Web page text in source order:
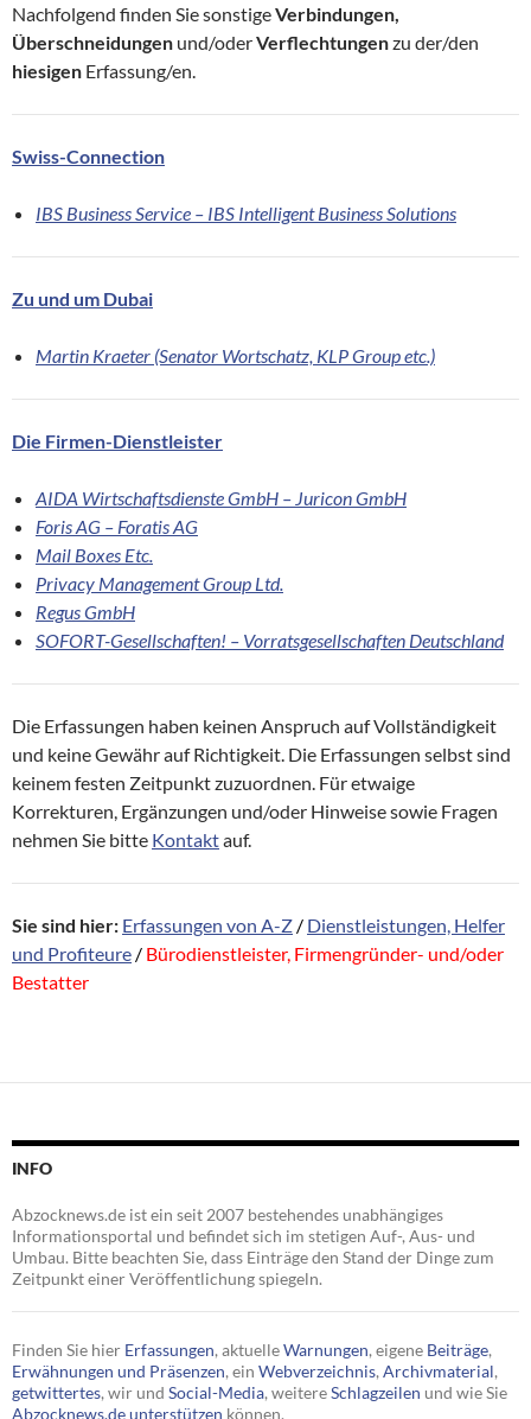
Nachfolgend finden Sie sonstigeVerbindungen,
Überschneidungen und/oderVerflechtungenzu der/den
hiesigen Erfassung/en.
Swiss-Connection
IBS Business Service – IBS Intelligent Business Solutions
Zu und um Dubai
Martin Kraeter (Senator Wortschatz, KLP Group etc.)
Die Firmen-Dienstleister
AIDA Wirtschaftsdienste GmbH – Juricon GmbH
Foris AG – Foratis AG
Mail Boxes Etc.
Privacy Management Group Ltd.
Regus GmbH
SOFORT-Gesellschaften! – Vorratsgesellschaften Deutschland
Die Erfassungen haben keinen Anspruch auf Vollständigkeit
und keine Gewähr auf Richtigkeit. Die Erfassungen selbst sind
keinem festen Zeitpunkt zuzuordnen. Für etwaige
Korrekturen, Ergänzungen und/oder Hinweise sowie Fragen
nehmen Sie bitte Kontaktauf.
Sie sind hier: Erfassungen von A-Z / Dienstleistungen, Helfer
und Profiteure / Bürodienstleister, Firmengründer- und/oder
Bestatter
INFO
Abzocknews.de ist ein seit 2007 bestehendes unabhängiges
Informationsportal und befindet sich im stetigen Auf-, Aus- und
Umbau. Bitte beachten Sie, dass Einträge den Stand der Dinge zum
Zeitpunkt einer Veröffentlichung spiegeln.
Finden Sie hier Erfassungen, aktuelleWarnungen, eigene Beiträge,
Erwähnungen und Präsenzen, ein Webverzeichnis, Archivmaterial,
getwittertes, wir und Social-Media, weitereSchlagzeilen und wie Sie
Abzocknews.de unterstützen können.